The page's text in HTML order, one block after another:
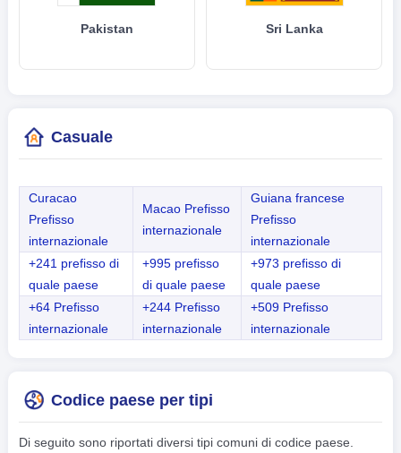
Pakistan Sri Lanka
Casuale
Curacao
Prefisso
internazionale
Macao Prefisso
internazionale
Guiana francese
Prefisso
internazionale
+241 prefisso di
quale paese
+995 prefisso
di quale paese
+973 prefisso di
quale paese
+64 Prefisso
internazionale
+244 Prefisso
internazionale
+509 Prefisso
internazionale
Codice paese per tipi
Di seguito sono riportati diversi tipi comuni di codice paese.